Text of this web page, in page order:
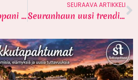
Miten löytää kumppani ilman Tinderiä?
SEURAAVA ARTIKKELI
Seuranhaun uusi trendi auttaa löytämään rakkauden